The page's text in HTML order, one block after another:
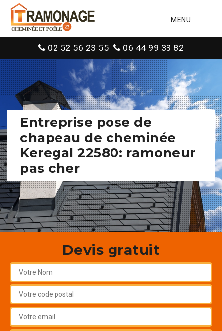
MENU
02 52 56 23 55 06 44 99 33 82
Entreprise pose de
chapeau de cheminée
Keregal 22580: ramoneur
pas cher
Devis gratuit